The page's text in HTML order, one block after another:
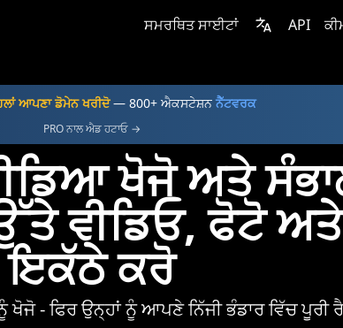
ਸਮਰਥਿਤ ਸਾਈਟਾਂ API
ਆਪਣਾ ਡੋਮੇਨ ਖਰੀਦੋ— 800+ ਐਕਸਟੇਸ਼ਨ ਨੈੱਟਵਰਕ
PRO ਨਾਲ ਐਡ ਹਟਾਓ →
ਖੋਜੋ ਅਤੇ
ਵੀਡਿਓ, ਫੋਟੋ
ਇਕੱਠੇ ਕਰੋ
- ਫਿਰ ਉਨ੍ਹਾਂ ਨੂੰ ਆਪਣੇ ਨਿੱਜੀ ਭੰਡਾਰ ਵਿੱਚ ਪੂਰੀ